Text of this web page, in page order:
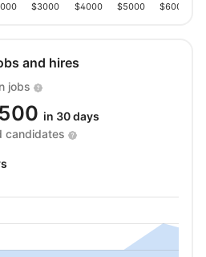
$3000 $4000 $5000 $6000
and hires
jobs
in 30 days
candidates